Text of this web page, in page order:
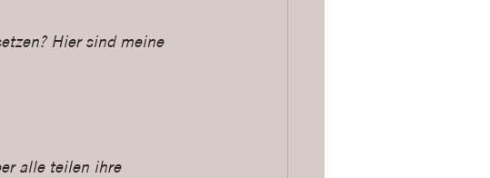
Hier sind meine
alle teilen ihre